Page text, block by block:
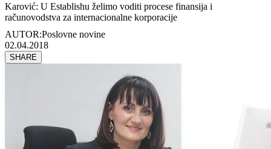
Karović: U Establishu želimo voditi procese finansija i
računovodstva za internacionalne korporacije
AUTOR:Poslovne novine
02.04.2018
SHARE